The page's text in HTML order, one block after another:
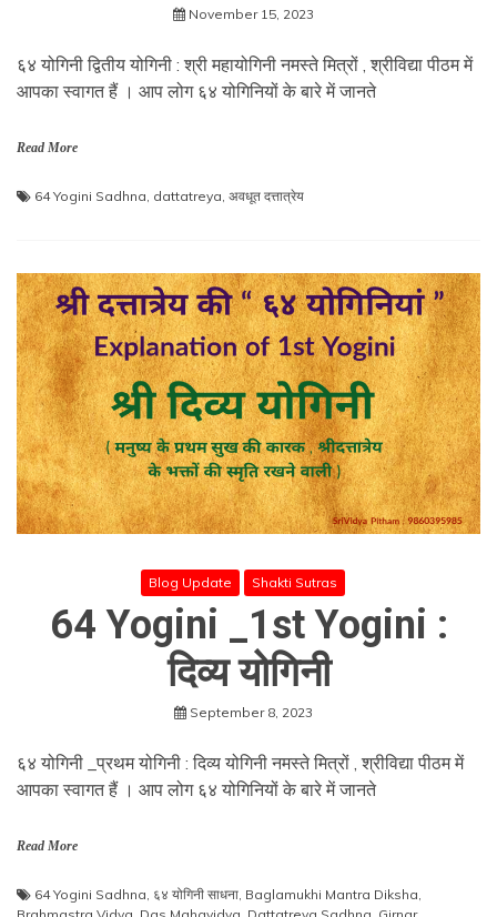
November 15, 2023
६४ योगिनी द्वितीय योगिनी : श्री महायोगिनी नमस्ते मित्रों , श्रीविद्या पीठम में
आपका स्वागत हैं । आप लोग ६४ योगिनियों के बारे में जानते
Read More
64 Yogini Sadhna, dattatreya, अवधूत दत्तात्रेय
Blog Update Shakti Sutras
64 Yogini _1st Yogini :
दिव्य योगिनी
September 8, 2023
६४ योगिनी _प्रथम योगिनी : दिव्य योगिनी नमस्ते मित्रों , श्रीविद्या पीठम में
आपका स्वागत हैं । आप लोग ६४ योगिनियों के बारे में जानते
Read More
64 Yogini Sadhna, ६४ योगिनी साधना, Baglamukhi Mantra Diksha,